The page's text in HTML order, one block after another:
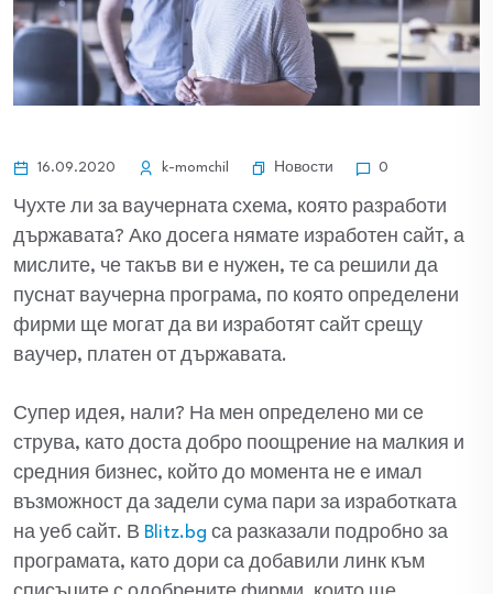
16.09.2020 k-momchil Новости 0
Чухте ли за ваучерната схема, която разработи
държавата? Ако досега нямате изработен сайт, а
мислите, че такъв ви е нужен, те са решили да
пуснат ваучерна програма, по която определени
фирми ще могат да ви изработят сайт срещу
ваучер, платен от държавата.
Супер идея, нали? На мен определено ми се
струва, като доста добро поощрение на малкия и
средния бизнес, който до момента не е имал
възможност да задели сума пари за изработката
на уеб сайт. В Blitz.bg са разказали подробно за
програмата, като дори са добавили линк към